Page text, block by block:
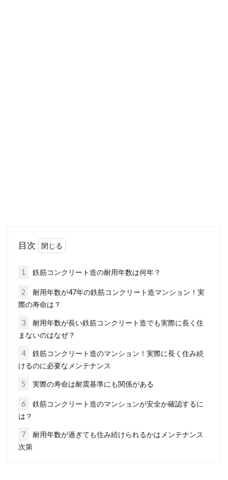
い？倉庫のタイプは4つ！
モルタルは必要？不要？DIYでも簡
花壇を自分で作ってみませんか？ゆっくりと時
間をかけて自分好みの庭を作りたい場合や、費
窓用エアコンは便利？取り付けは業
目次
1 鉄筋コンクリート造の耐用年数は何年？
2
耐用年数が47年の鉄筋コンクリート造マンション！実
際の寿命は？
3
耐用年数が長い鉄筋コンクリート造でも実際に長く住
まないのはなぜ？
4
鉄筋コンクリート造のマンション！実際に長く住み続
けるのに必要なメンテナンス
5 実際の寿命は耐震基準にも関係がある
6
鉄筋コンクリート造のマンションが安全か確認するに
は？
7
耐用年数が過ぎても住み続けられるかはメンテナンス
次第